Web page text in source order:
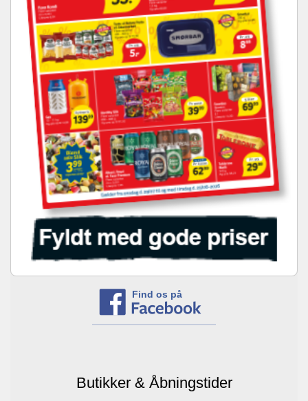
Find os på
Butikker & Åbningstider